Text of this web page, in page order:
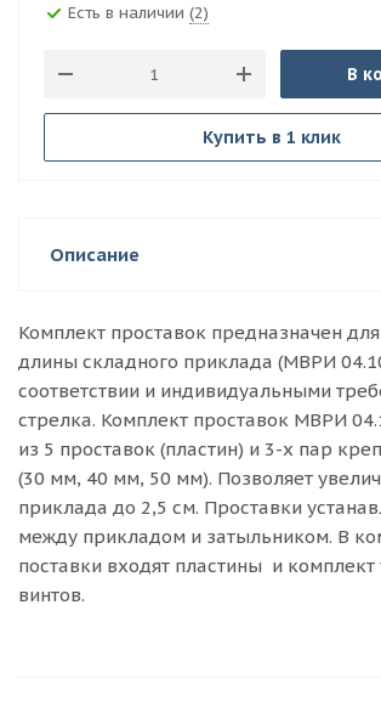
Есть в наличии (2)
В
Купить в 1 клик
Описание
Комплект проставок предназначен
длины складного приклада (МВРИ
соответствии и индивидуальными
стрелка. Комплект проставок МВРИ
из 5 проставок (пластин) и 3-х пар
(30 мм, 40 мм, 50 мм). Позволяет
приклада до 2,5 см. Проставки
между прикладом и затыльником. В
поставки входят пластины и комплект
винтов.